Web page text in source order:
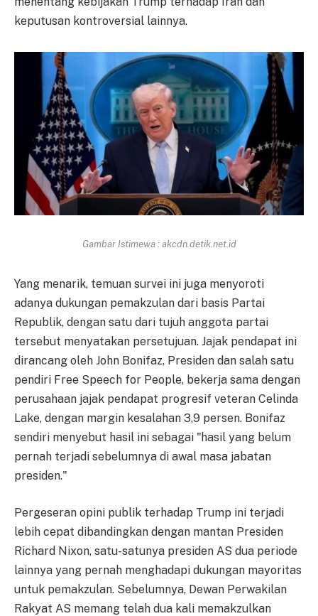
keputusan kontroversial lainnya.
Gambar Istimewa : akcdn.detik.net.id
Yang menarik, temuan survei ini juga menyoroti
adanya dukungan pemakzulan dari basis Partai
Republik, dengan satu dari tujuh anggota partai
tersebut menyatakan persetujuan. Jajak pendapat ini
dirancang oleh John Bonifaz, Presiden dan salah satu
pendiri Free Speech for People, bekerja sama dengan
perusahaan jajak pendapat progresif veteran Celinda
Lake, dengan margin kesalahan 3,9 persen. Bonifaz
sendiri menyebut hasil ini sebagai "hasil yang belum
pernah terjadi sebelumnya di awal masa jabatan
presiden."
Pergeseran opini publik terhadap Trump ini terjadi
lebih cepat dibandingkan dengan mantan Presiden
Richard Nixon, satu-satunya presiden AS dua periode
lainnya yang pernah menghadapi dukungan mayoritas
untuk pemakzulan. Sebelumnya, Dewan Perwakilan
Rakyat AS memang telah dua kali memakzulkan